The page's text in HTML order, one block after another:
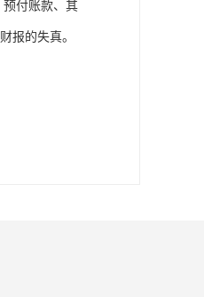
付账款、其
报的失真。